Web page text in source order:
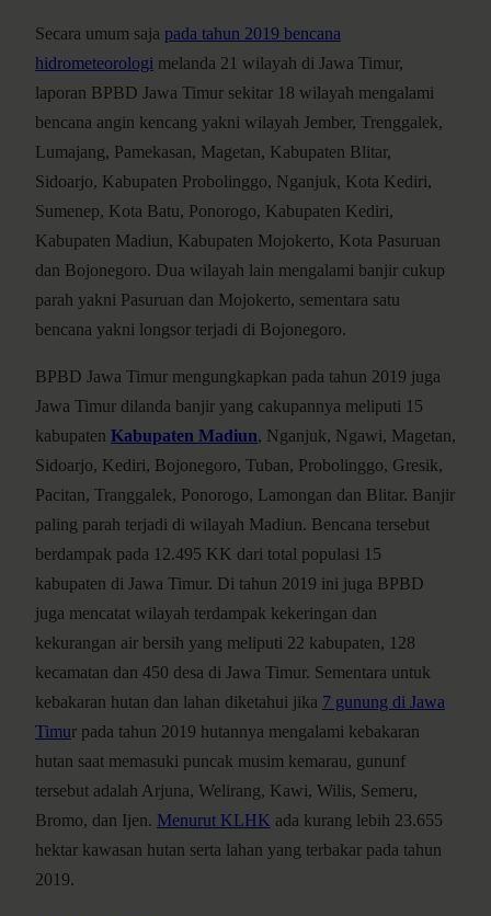
Secara umum saja pada tahun 2019 bencana
hidrometeorologi melanda 21 wilayah di Jawa Timur,
laporan BPBD Jawa Timur sekitar 18 wilayah mengalami
bencana angin kencang yakni wilayah Jember, Trenggalek,
Lumajang, Pamekasan, Magetan, Kabupaten Blitar,
Sidoarjo, Kabupaten Probolinggo, Nganjuk, Kota Kediri,
Sumenep, Kota Batu, Ponorogo, Kabupaten Kediri,
Kabupaten Madiun, Kabupaten Mojokerto, Kota Pasuruan
dan Bojonegoro. Dua wilayah lain mengalami banjir cukup
parah yakni Pasuruan dan Mojokerto, sementara satu
bencana yakni longsor terjadi di Bojonegoro.
BPBD Jawa Timur mengungkapkan pada tahun 2019 juga
Jawa Timur dilanda banjir yang cakupannya meliputi 15
kabupaten Kabupaten Madiun, Nganjuk, Ngawi, Magetan,
Sidoarjo, Kediri, Bojonegoro, Tuban, Probolinggo, Gresik,
Pacitan, Tranggalek, Ponorogo, Lamongan dan Blitar. Banjir
paling parah terjadi di wilayah Madiun. Bencana tersebut
berdampak pada 12.495 KK dari total populasi 15
kabupaten di Jawa Timur. Di tahun 2019 ini juga BPBD
juga mencatat wilayah terdampak kekeringan dan
kekurangan air bersih yang meliputi 22 kabupaten, 128
kecamatan dan 450 desa di Jawa Timur. Sementara untuk
kebakaran hutan dan lahan diketahui jika 7 gunung di Jawa
Timur pada tahun 2019 hutannya mengalami kebakaran
hutan saat memasuki puncak musim kemarau, gununf
tersebut adalah Arjuna, Welirang, Kawi, Wilis, Semeru,
Bromo, dan Ijen. Menurut KLHK ada kurang lebih 23.655
hektar kawasan hutan serta lahan yang terbakar pada tahun
2019.